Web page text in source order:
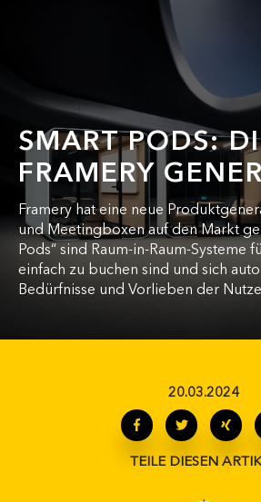
SMART PODS:
FRAMERY
Framery hat eine neue
und Meetingboxen auf den Markt
Pods“ sind Raum-in-Raum-Systeme
einfach zu buchen sind und sich
Bedürfnisse und Vorlieben der
20.03.2024
TEILE DIESEN